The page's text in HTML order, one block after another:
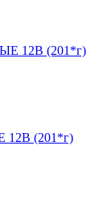
12В (201*г)